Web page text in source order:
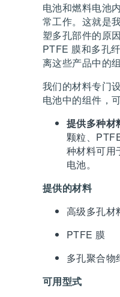
电池和燃料电池
常工作。这就是
塑多孔部件的原
PTFE 膜和多孔
离这些产品中的组
我们的材料专门
电池中的组件，
提供多种材
颗粒、
种材料可用
电池。
提供的材料
高级多孔材
PTFE 膜
多孔聚合物
可用型式